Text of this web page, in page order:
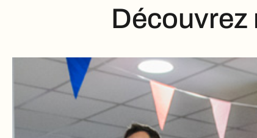
Découvrez